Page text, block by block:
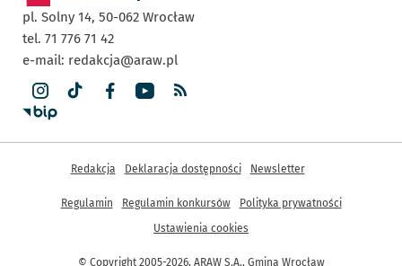
pl. Solny 14, 50-062 Wrocław
tel. 71 776 71 42
e-mail: redakcja@araw.pl
© Copyright 2005-2026, ARAW S.A., Gmina Wrocław
Inne informacje
Redakcja Deklaracja dostępności Newsletter
Regulamin Regulamin konkursów
Polityka prywatności
Ustawienia cookies